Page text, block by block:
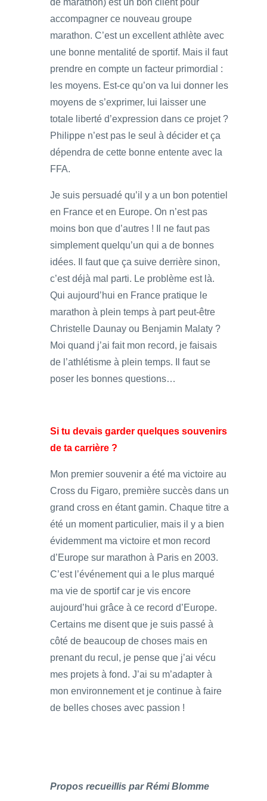
de marathon) est un bon client pour
accompagner ce nouveau groupe
marathon. C’est un excellent athlète avec
une bonne mentalité de sportif. Mais il faut
prendre en compte un facteur primordial :
les moyens. Est-ce qu’on va lui donner les
moyens de s’exprimer, lui laisser une
totale liberté d’expression dans ce projet ?
Philippe n’est pas le seul à décider et ça
dépendra de cette bonne entente avec la
FFA.
Je suis persuadé qu’il y a un bon potentiel
en France et en Europe. On n’est pas
moins bon que d’autres ! Il ne faut pas
simplement quelqu’un qui a de bonnes
idées. Il faut que ça suive derrière sinon,
c’est déjà mal parti. Le problème est là.
Qui aujourd’hui en France pratique le
marathon à plein temps à part peut-être
Christelle Daunay ou Benjamin Malaty ?
Moi quand j’ai fait mon record, je faisais
de l’athlétisme à plein temps. Il faut se
poser les bonnes questions…
Si tu devais garder quelques souvenirs
de ta carrière ?
Mon premier souvenir a été ma victoire au
Cross du Figaro, première succès dans un
grand cross en étant gamin. Chaque titre a
été un moment particulier, mais il y a bien
évidemment ma victoire et mon record
d’Europe sur marathon à Paris en 2003.
C’est l’événement qui a le plus marqué
ma vie de sportif car je vis encore
aujourd’hui grâce à ce record d’Europe.
Certains me disent que je suis passé à
côté de beaucoup de choses mais en
prenant du recul, je pense que j’ai vécu
mes projets à fond. J’ai su m’adapter à
mon environnement et je continue à faire
de belles choses avec passion !
Propos recueillis par Rémi Blomme